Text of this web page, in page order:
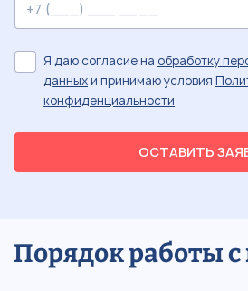
ОСТАВИТЬ
Я даю согласие на обработку
данныхи принимаю условия
конфиденциальности
Порядок работы